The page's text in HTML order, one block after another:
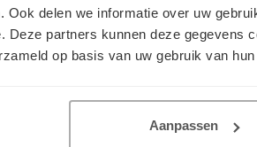
Ook delen we informatie over uw
Deze partners kunnen deze gegevens
op basis van uw gebruik van
Aanpassen